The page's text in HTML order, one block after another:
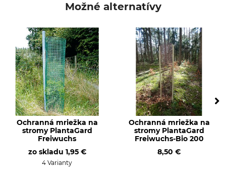
Made in Belgium
90 cm
Možné alternatívy
Ochranná mriežka na
stromy PlantaGard
Freiwuchs
zo skladu 1,95 €
4 Varianty
Ochranná mriežka na
stromy PlantaGard
Freiwuchs-Bio 200
8,50 €